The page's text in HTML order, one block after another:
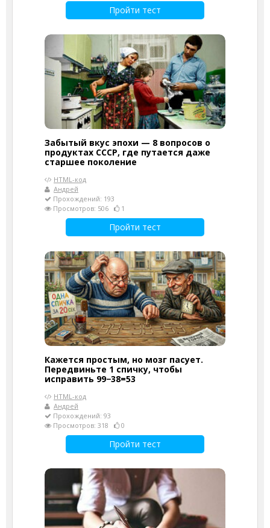
Пройти тест
Забытый вкус эпохи — 8 вопросов о
продуктах СССР, где путается даже
старшее поколение
HTML-код
Андрей
Прохождений: 193
Просмотров: 506
1
Пройти тест
Кажется простым, но мозг пасует.
Передвиньте 1 спичку, чтобы
исправить 99−38=53
HTML-код
Андрей
Прохождений: 93
Просмотров: 318
0
Пройти тест